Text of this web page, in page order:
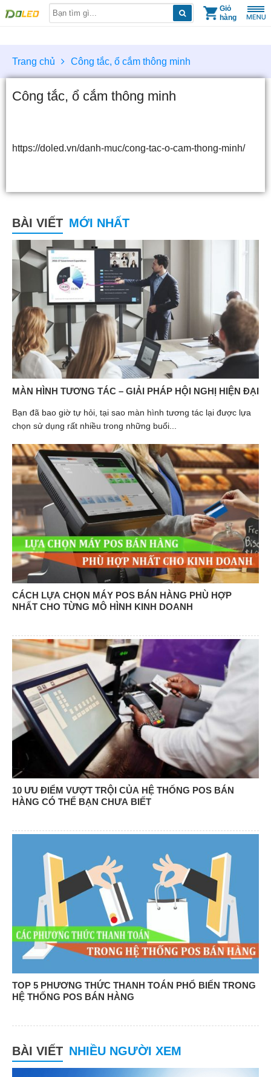
Giỏ
hàng
Trang chủ Công tắc, ổ cắm thông minh
Công tắc, ổ cắm thông minh
https://doled.vn/danh-muc/cong-tac-o-cam-thong-minh/
BÀI VIẾT MỚI NHẤT
MÀN HÌNH TƯƠNG TÁC – GIẢI PHÁP HỘI NGHỊ HIỆN ĐẠI
Bạn đã bao giờ tự hỏi, tại sao màn hình tương tác lại được lựa
chọn sử dụng rất nhiều trong những buổi...
CÁCH LỰA CHỌN MÁY POS BÁN HÀNG PHÙ HỢP
NHẤT CHO TỪNG MÔ HÌNH KINH DOANH
10 ƯU ĐIỂM VƯỢT TRỘI CỦA HỆ THỐNG POS BÁN
HÀNG CÓ THỂ BẠN CHƯA BIẾT
TOP 5 PHƯƠNG THỨC THANH TOÁN PHỔ BIẾN TRONG
HỆ THỐNG POS BÁN HÀNG
BÀI VIẾT NHIỀU NGƯỜI XEM